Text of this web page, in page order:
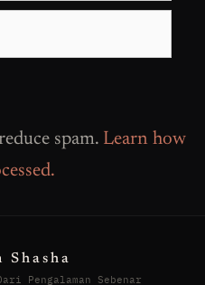
spam. Learn how
Shasha
Pengalaman Sebenar